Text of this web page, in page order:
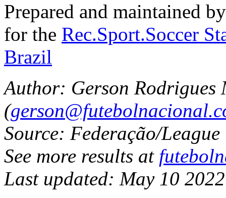
Prepared and maintained
for the Rec.Sport.Soccer
Brazil
Author: Gerson Rodrigues
(
Source: Federação/League
See more results at
Last updated: May 10 2022